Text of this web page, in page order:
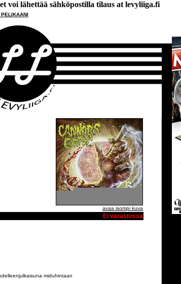
voi lähettää sähköpostilla tilaus at levyliiga.fi
avaa isompi kuva
Ei varastossa
miduhintaan